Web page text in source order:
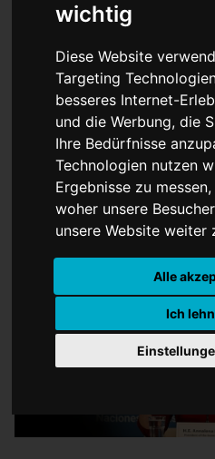
wichtig
Diese Website
Targeting
besseres Internet-
und die Werbung, die
Ihre Bedürfnisse
Technologien nutzen
Ergebnisse zu
woher unsere
unsere Website weiter
Alle
Ich
Baerbocks
UN-
„Blockaden